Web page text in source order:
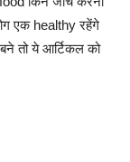
एक healthy रहेंगे
तो ये आर्टिकल को